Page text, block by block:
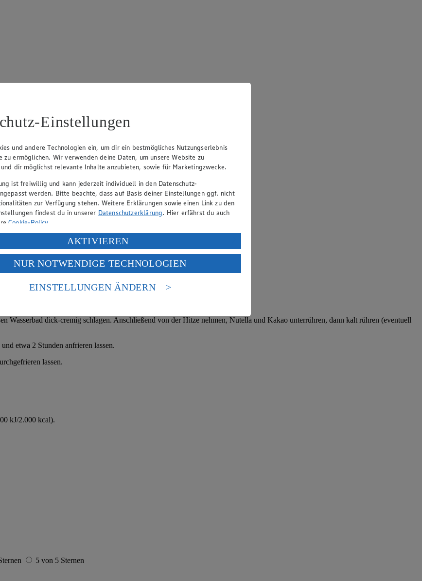
Wasserbad dick-cremig schlagen. Anschließend von der Hitze nehmen, Nutella und Kakao unterrühren, dann kalt rühren (eventuell
etwa 2 Stunden anfrieren lassen.
lassen.
kJ/2.000 kcal).
5 von 5 Sternen
Einstellungen
und andere Technologien ein, um dir ein bestmögliches Nutzungserlebnis
zu ermöglichen. Wir verwenden deine Daten, um unsere Website zu
dir möglichst relevante Inhalte anzubieten, sowie für Marketingzwecke.
ist freiwillig und kann jederzeit individuell in den Datenschutz-
werden. Bitte beachte, dass auf Basis deiner Einstellungen ggf. nicht
zur Verfügung stehen. Weitere Erklärungen sowie einen Link zu den
findest du in unserer Datenschutzerklärung. Hier erfährst du auch
Cookie-Policy.
personenbezogenen Daten in den USA durch Facebook und YouTube:
klickst, willigst du im Sinne des Art. 49 Abs. 1 Satz 1 lit. a) DSGVO
Daten in den USA verarbeitet werden. Der EuGH sieht die USA als Land mit
Standards nicht angemessenen Datenschutzniveau an. Es besteht das
durch US-amerikanische Behörden.
AKTIVIEREN
NUR NOTWENDIGE TECHNOLOGIEN
EINSTELLUNGEN ÄNDERN